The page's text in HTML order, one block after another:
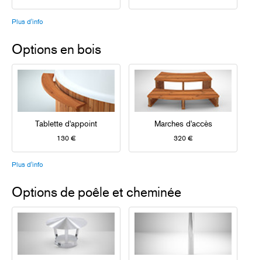
Plus d'info
Options en bois
Tablette d'appoint
130 €
Marches d'accès
320 €
Plus d'info
Options de poêle et cheminée